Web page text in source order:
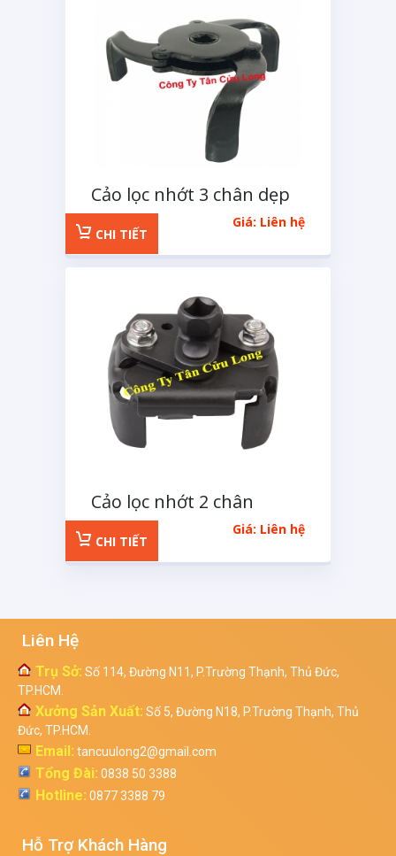
Cảo lọc nhớt 3 chân dẹp
XGM
Giá: Liên hệ
CHI TIẾT
Cảo lọc nhớt 2 chân
MACOH loại lớn
Giá: Liên hệ
CHI TIẾT
Liên Hệ
Trụ Sở: Số 114, Đường N11, P.Trường Thạnh, Thủ Đức,
TP.HCM.
Xưởng Sản Xuất: Số 5, Đường N18, P.Trường Thạnh, Thủ
Đức, TP.HCM.
Email: tancuulong2@gmail.com
Tổng Đài: 0838 50 3388
Hotline: 0877 3388 79
Hỗ Trợ Khách Hàng